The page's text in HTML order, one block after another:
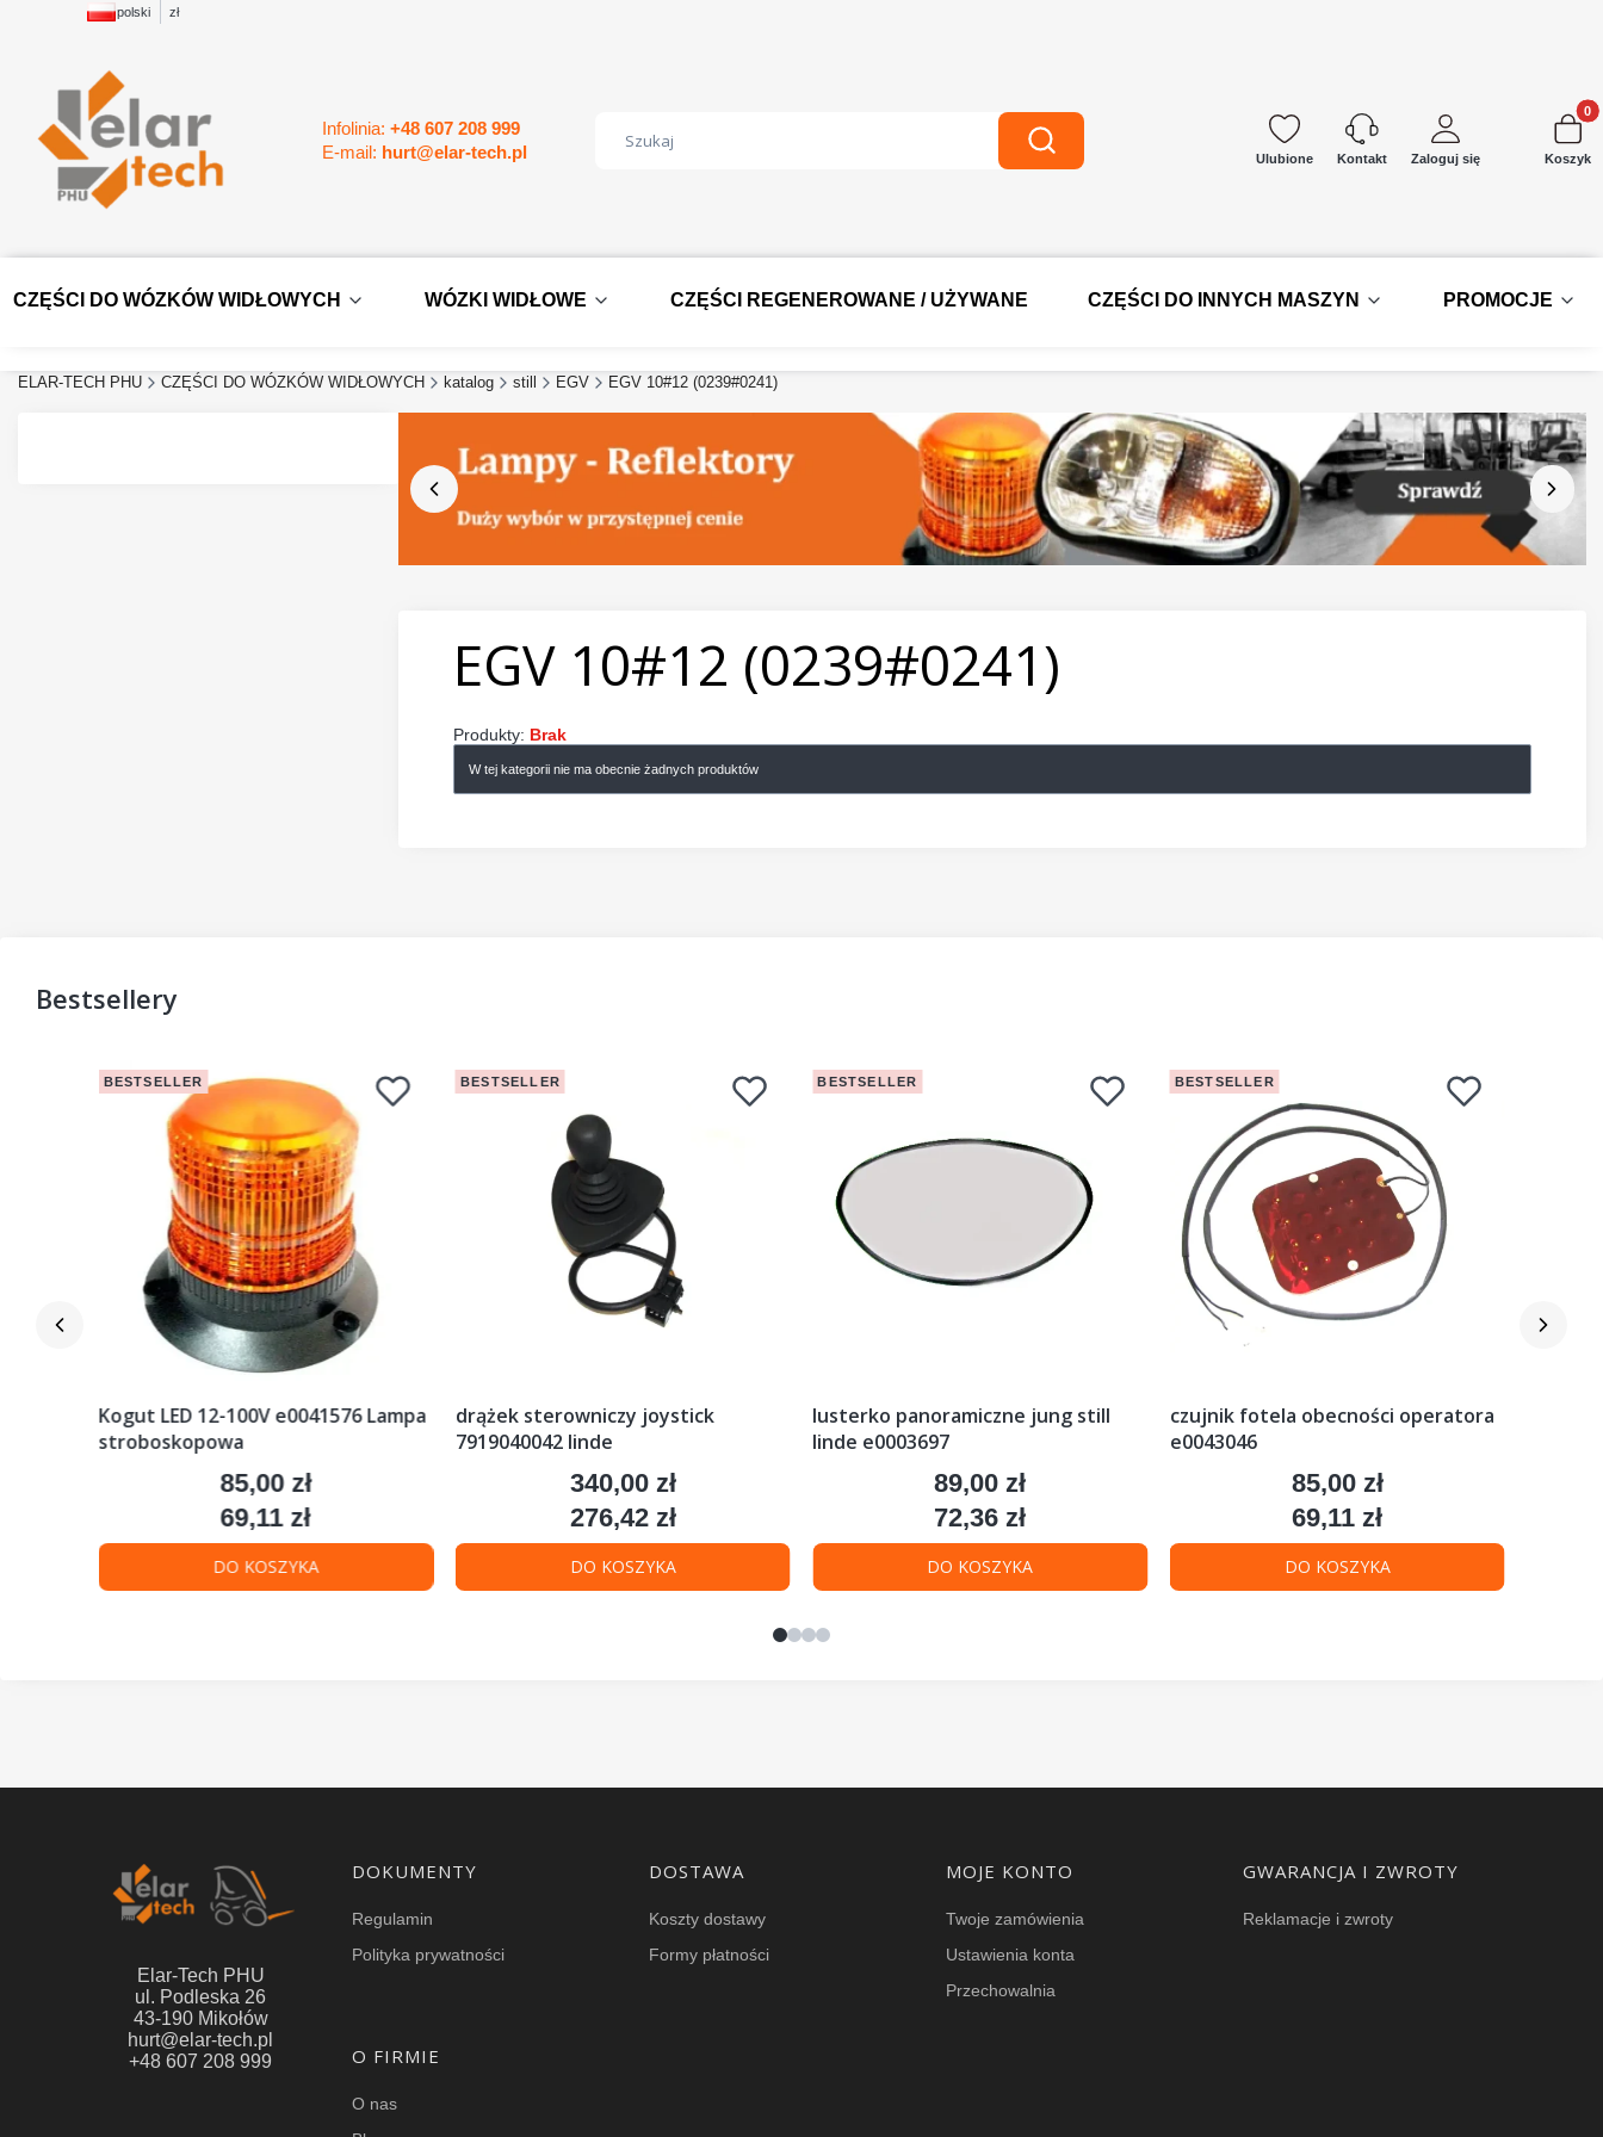
polski zł
Infolinia: +48 607 208 999
E-mail: hurt@elar-tech.pl Wyczyść Szukaj Ulubione Kontakt Zaloguj się Koszyk
CZĘŚCI DO WÓZKÓW WIDŁOWYCH WÓZKI WIDŁOWE CZĘŚCI REGENEROWANE / UŻYWANE CZĘŚCI DO INNYCH MASZYN PROMOCJE
ELAR-TECH PHU CZĘŚCI DO WÓZKÓW WIDŁOWYCH katalog still EGV EGV 10#12 (0239#0241)
EGV 10#12 (0239#0241)
Produkty: Brak
W tej kategorii nie ma obecnie żadnych produktów
Bestsellery
BESTSELLER
Kogut LED 12-100V e0041576 Lampa
stroboskopowa
Cena
85,00 zł
Cena
69,11 zł
DO KOSZYKA
BESTSELLER
drążek sterowniczy joystick
7919040042 linde
Cena
340,00 zł
Cena
276,42 zł
DO KOSZYKA
BESTSELLER
lusterko panoramiczne jung still
linde e0003697
Cena
89,00 zł
Cena
72,36 zł
DO KOSZYKA
BESTSELLER
czujnik fotela obecności operatora
e0043046
Cena
85,00 zł
Cena
69,11 zł
DO KOSZYKA
Elar-Tech PHU
ul. Podleska 26
43-190 Mikołów
hurt@elar-tech.pl
+48 607 208 999
Linki w stopce
DOKUMENTY
Regulamin
Polityka prywatności
DOSTAWA
Koszty dostawy
Formy płatności
MOJE KONTO
Twoje zamówienia
Ustawienia konta
Przechowalnia
GWARANCJA I ZWROTY
Reklamacje i zwroty
O FIRMIE
O nas